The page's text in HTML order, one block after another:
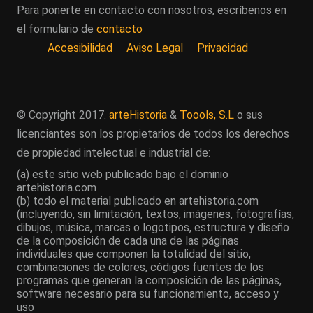
Para ponerte en contacto con nosotros, escríbenos en
el formulario de contacto
Accesibilidad
Aviso Legal Privacidad
© Copyright 2017. arteHistoria & Toools, S.L o sus
licenciantes son los propietarios de todos los derechos
de propiedad intelectual e industrial de:
(a) este sitio web publicado bajo el dominio
artehistoria.com
(b) todo el material publicado en artehistoria.com
(incluyendo, sin limitación, textos, imágenes, fotografías,
dibujos, música, marcas o logotipos, estructura y diseño
de la composición de cada una de las páginas
individuales que componen la totalidad del sitio,
combinaciones de colores, códigos fuentes de los
programas que generan la composición de las páginas,
software necesario para su funcionamiento, acceso y
uso